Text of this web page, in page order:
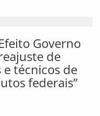
Governo
de
e técnicos de
federais”